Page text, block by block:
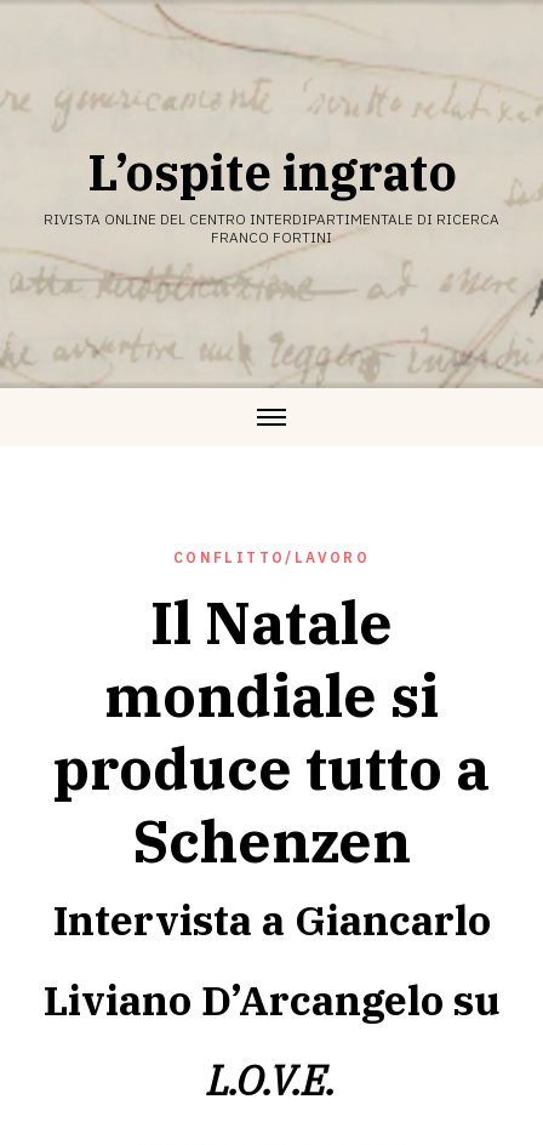
L’ospite ingrato
RIVISTA ONLINE DEL CENTRO INTERDIPARTIMENTALE DI RICERCA
FRANCO FORTINI
CONFLITTO/LAVORO
Il Natale
mondiale si
produce tutto a
Schenzen
Intervista a Giancarlo
Liviano D’Arcangelo su
L.O.V.E.